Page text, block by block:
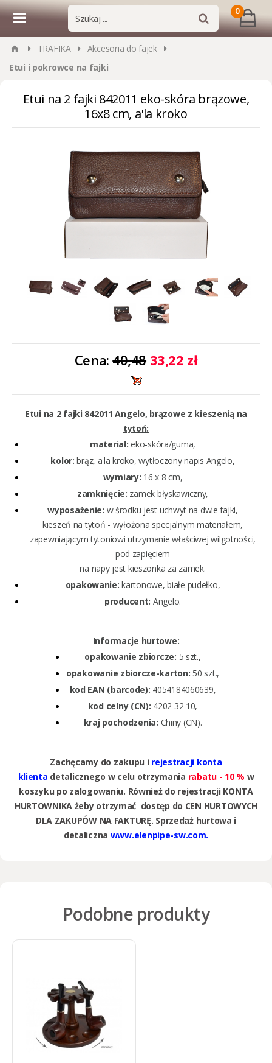
0
TRAFIKA
Akcesoria do fajek
Etui i pokrowce na fajki
Etui na 2 fajki 842011 eko-skóra brązowe,
16x8 cm, a'la kroko
Cena:40,48 33,22 zł
Etui na 2 fajki 842011 Angelo, brązowe z kieszenią na
tytoń:
materiał:eko-skóra/guma,
kolor: brąz, a'la kroko, wytłoczony napis Angelo,
wymiary: 16 x 8 cm,
zamknięcie: zamek błyskawiczny,
wyposażenie: w środku jest uchwyt na dwie fajki,
kieszeń na tytoń - wyłożona specjalnym materiałem,
zapewniającym tytoniowi utrzymanie właściwej wilgotności,
pod zapięciem
na napy jest kieszonka za zamek.
opakowanie: kartonowe, białe pudełko,
producent: Angelo.
Informacje hurtowe:
opakowanie zbiorcze: 5 szt.,
opakowanie zbiorcze-karton: 50 szt.,
kod EAN (barcode): 4054184060639,
kod celny (CN): 4202 32 10,
kraj pochodzenia: Chiny (CN).
Zachęcamy do zakupu i rejestracji konta
klienta detalicznego w celu otrzymania rabatu - 10 % w
koszyku po zalogowaniu. Również do rejestracji KONTA
HURTOWNIKA żeby otrzymać dostęp do CEN HURTOWYCH
DLA ZAKUPÓW NA FAKTURĘ. Sprzedaż hurtowa i
detaliczna www.elenpipe-sw.com.
Podobne produkty